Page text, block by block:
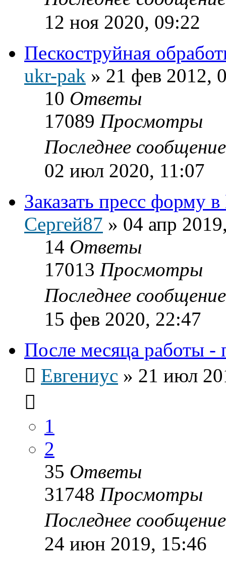
12 ноя 2020, 09:22
Пескоструйная
ukr-pak » 21 фев 2012,
10 Ответы
17089 Просмотры
Последнее
02 июл 2020, 11:07
Заказать пресс форму
Сергей87 » 04 апр
14 Ответы
17013 Просмотры
Последнее
15 фев 2020, 22:47
После месяца работы -
Евгениус » 21 июл
1
2
35 Ответы
31748 Просмотры
Последнее
24 июн 2019, 15:46